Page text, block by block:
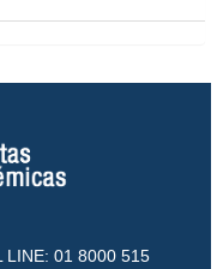
LINE: 01 8000 515